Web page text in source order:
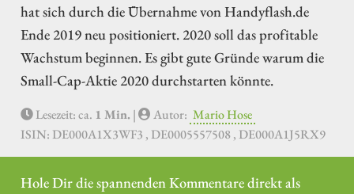
hat sich durch die Übernahme von Handyflash.de
Ende 2019 neu positioniert. 2020 soll das profitable
Wachstum beginnen. Es gibt gute Gründe warum die
Small-Cap-Aktie 2020 durchstarten könnte.
Lesezeit: ca. 1 Min. | Autor: Mario Hose
ISIN: DE000A1X3WF3 , DE0005557508 , DE000A1J5RX9
Hole Dir die spannenden Kommentare direkt als